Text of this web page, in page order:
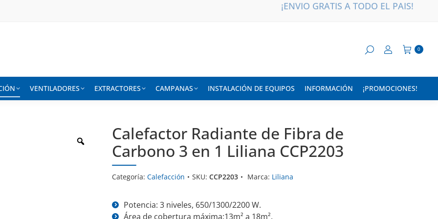
0
VENTILADORES EXTRACTORES CAMPANAS INSTALACIÓN DE EQUIPOS INFORMACIÓN ¡PROMOCIONES!
Calefactor Radiante de Fibra de
Carbono 3 en 1 Liliana CCP2203
Categoría:Calefacción SKU:CCP2203 Marca: Liliana
Potencia: 3 niveles, 650/1300/2200 W.
Área de cobertura máxima:13m² a 18m².